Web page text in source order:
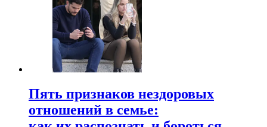
Пять признаков нездоровых
отношений в семье: